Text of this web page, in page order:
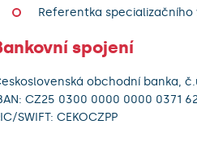
Referentka specializačního
spojení
obchodní banka,
CZ25 0300 0000 0000 0371
SWIFT: CEKOCZPP